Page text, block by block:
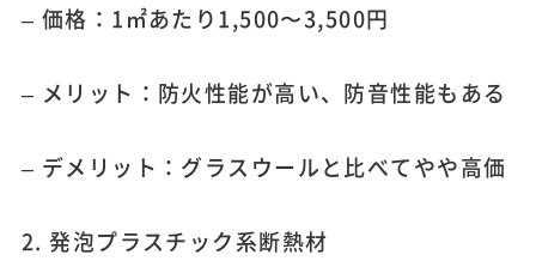
– 価格：1㎡あたり1,500〜3,500円
– メリット：防火性能が高い、防音性能もある
– デメリット：グラスウールと比べてやや高価
2. 発泡プラスチック系断熱材